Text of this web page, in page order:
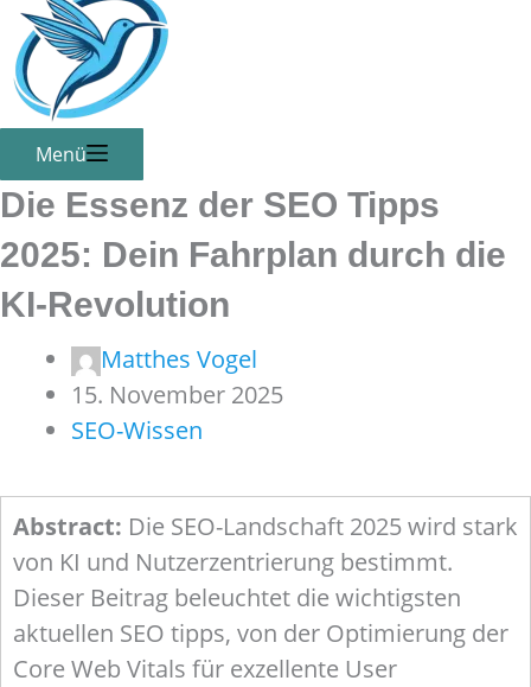
Menü
Die Essenz der SEO Tipps
2025: Dein Fahrplan durch die
KI-Revolution
Matthes Vogel
15. November 2025
SEO-Wissen
Abstract: Die SEO-Landschaft 2025 wird stark
von KI und Nutzerzentrierung bestimmt.
Dieser Beitrag beleuchtet die wichtigsten
aktuellen SEO tipps, von der Optimierung der
Core Web Vitals für exzellente User